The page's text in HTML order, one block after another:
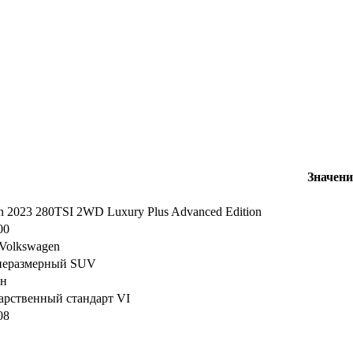
2023 280TSI 2WD Luxury Plus Advanced Edition
SUV
стандарт VI